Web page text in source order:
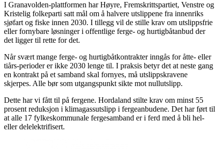
I Granavolden-plattformen har Høyre, Fremskrittspartiet, Venstre og
Kristelig folkeparti satt mål om å halvere utslippene fra innenriks
sjøfart og fiske innen 2030. I tillegg vil de stille krav om utslippsfrie
eller fornybare løsninger i offentlige ferge- og hurtigbåtanbud der
det ligger til rette for det.
Når svært mange ferge- og hurtigbåtkontrakter inngås for åtte- eller
tiårs-perioder er ikke 2030 lenge til. I praksis betyr det at neste gang
en kontrakt på et samband skal fornyes, må utslippskravene
skjerpes. Alle bør som utgangspunkt sikte mot nullutslipp.
Dette har vi fått til på fergene. Hordaland stilte krav om minst 55
prosent reduksjon i klimagassutslipp i fergeanbudene. Det har ført til
at alle 17 fylkeskommunale fergesamband er i ferd med å bli hel-
eller delelektrifisert.